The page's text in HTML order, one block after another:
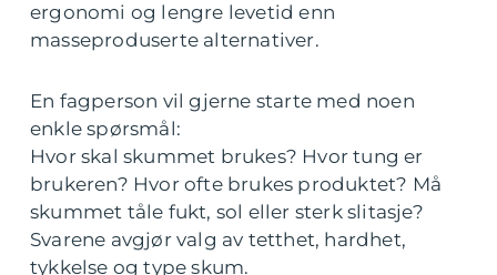
ergonomi og lengre levetid enn
masseproduserte alternativer.
En fagperson vil gjerne starte med noen
enkle spørsmål:
Hvor skal skummet brukes? Hvor tung er
brukeren? Hvor ofte brukes produktet? Må
skummet tåle fukt, sol eller sterk slitasje?
Svarene avgjør valg av tetthet, hardhet,
tykkelse og type skum.